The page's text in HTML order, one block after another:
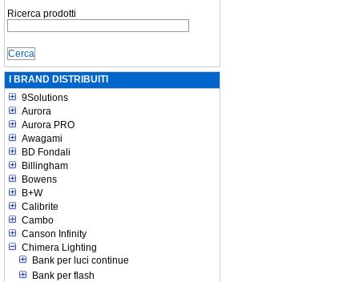
Ricerca prodotti
I BRAND DISTRIBUITI
9Solutions
Aurora
Aurora PRO
Awagami
BD Fondali
Billingham
Bowens
B+W
Calibrite
Cambo
Canson Infinity
Chimera Lighting
Bank per luci continue
Bank per flash